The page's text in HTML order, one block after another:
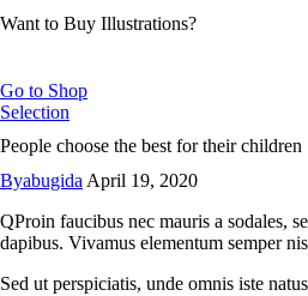
Want to Buy Illustrations?
Go to Shop
Selection
People choose the best for their children
Byabugida April 19, 2020
QProin faucibus nec mauris a sodales,
dapibus. Vivamus elementum semper
Sed ut perspiciatis, unde omnis iste